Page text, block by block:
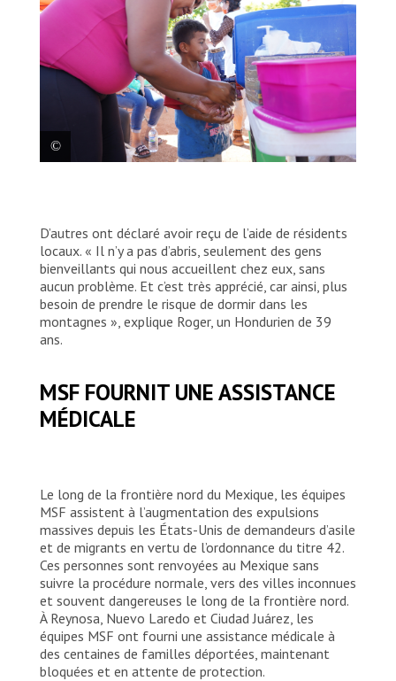
endroit pour se doucher, laver leurs
vêtements et se reposer, ainsi que de la
possibilité de contacter leurs proches, les
laisse davantage exposés à la COVID. Les
refuges leur offraient généralement de la
nourriture, des moyens de contacter leurs
D’autres ont déclaré avoir reçu de l’aide de résidents
locaux. « Il n’y a pas d’abris, seulement des gens
bienveillants qui nous accueillent chez eux, sans
aucun problème. Et c’est très apprécié, car ainsi, plus
besoin de prendre le risque de dormir dans les
montagnes », explique Roger, un Hondurien de 39
ans.
MSF FOURNIT UNE ASSISTANCE
MÉDICALE
Le long de la frontière nord du Mexique, les équipes
MSF assistent à l’augmentation des expulsions
massives depuis les États-Unis de demandeurs d’asile
et de migrants en vertu de l’ordonnance du titre 42.
Ces personnes sont renvoyées au Mexique sans
suivre la procédure normale, vers des villes inconnues
et souvent dangereuses le long de la frontière nord.
À Reynosa, Nuevo Laredo et Ciudad Juárez, les
équipes MSF ont fourni une assistance médicale à
des centaines de familles déportées, maintenant
bloquées et en attente de protection.